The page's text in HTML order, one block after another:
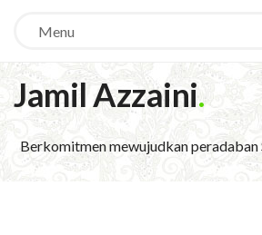
Menu
Jamil Azzaini.
Berkomitmen mewujudkan peradaban